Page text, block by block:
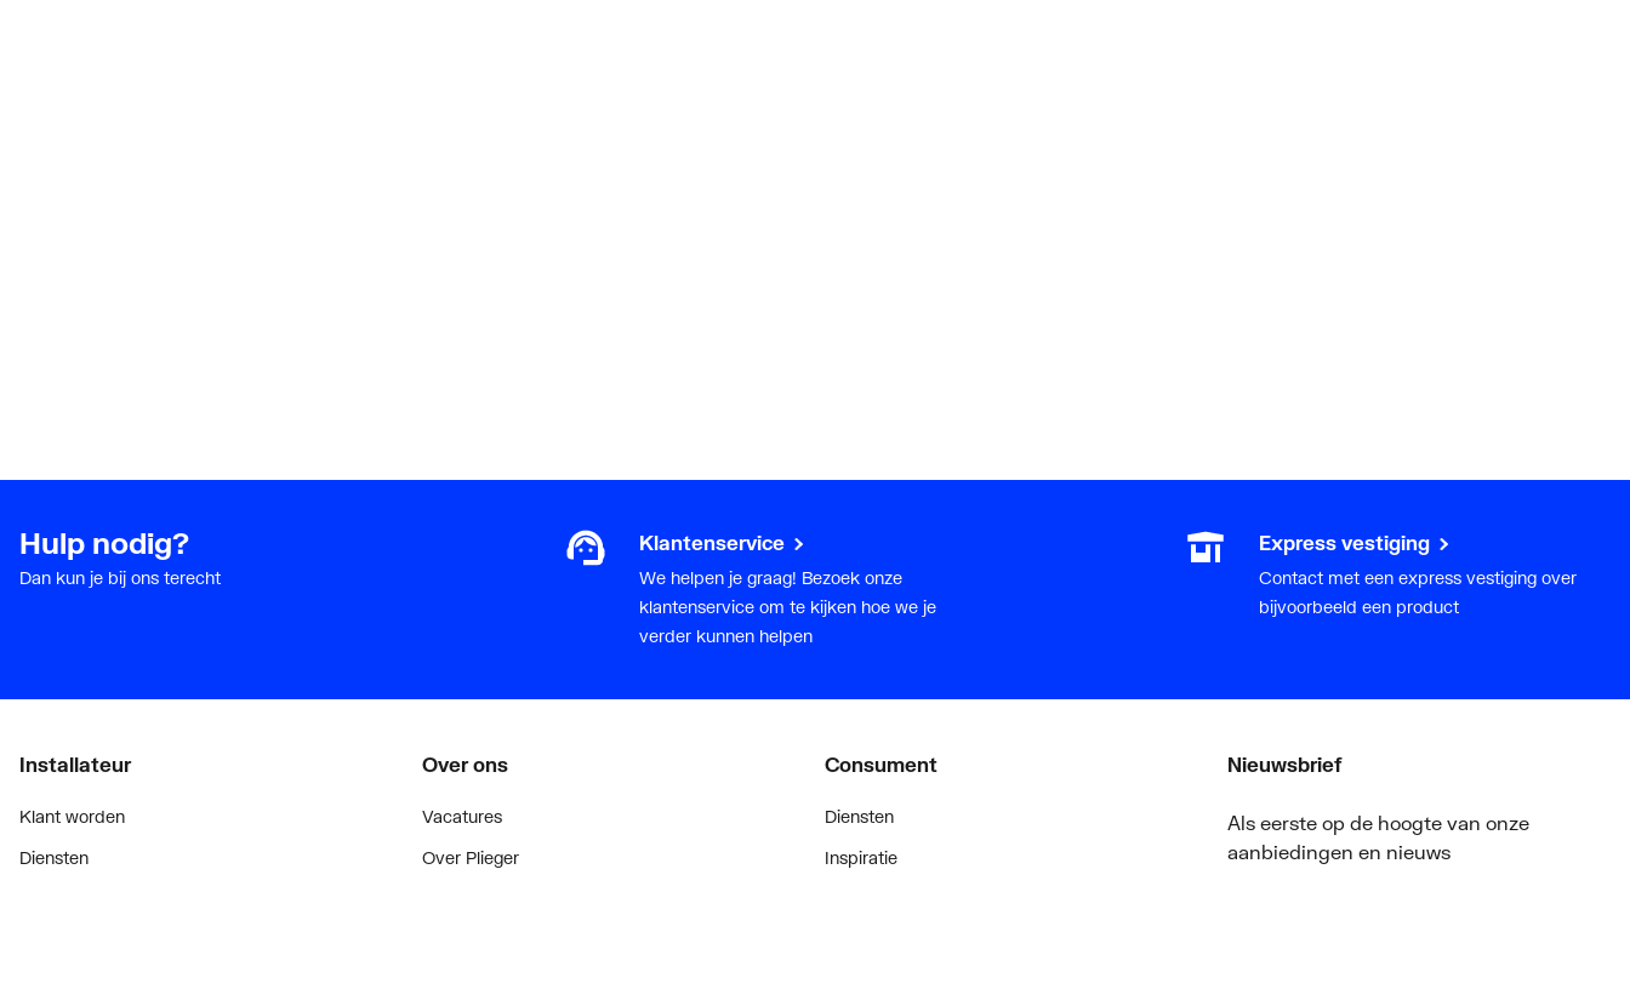
Hulp nodig?
Dan kun je bij ons terecht
Klantenservice
We helpen je graag! Bezoek onze
klantenservice om te kijken hoe we je
verder kunnen helpen
Express vestiging
Contact met een express vestiging over
bijvoorbeeld een product
Installateur
Klant worden
Diensten
Over ons
Vacatures
Over Plieger
Consument
Diensten
Inspiratie
Nieuwsbrief
Als eerste op de hoogte van onze
aanbiedingen en nieuws